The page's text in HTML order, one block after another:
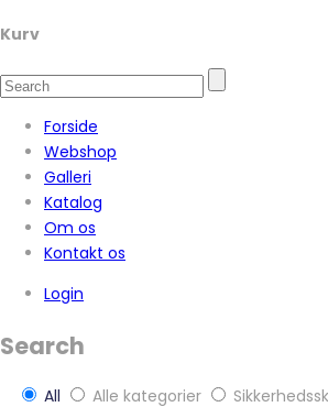
Kurv
Forside
Webshop
Galleri
Katalog
Om os
Kontakt os
Login
Search
All Alle kategorier